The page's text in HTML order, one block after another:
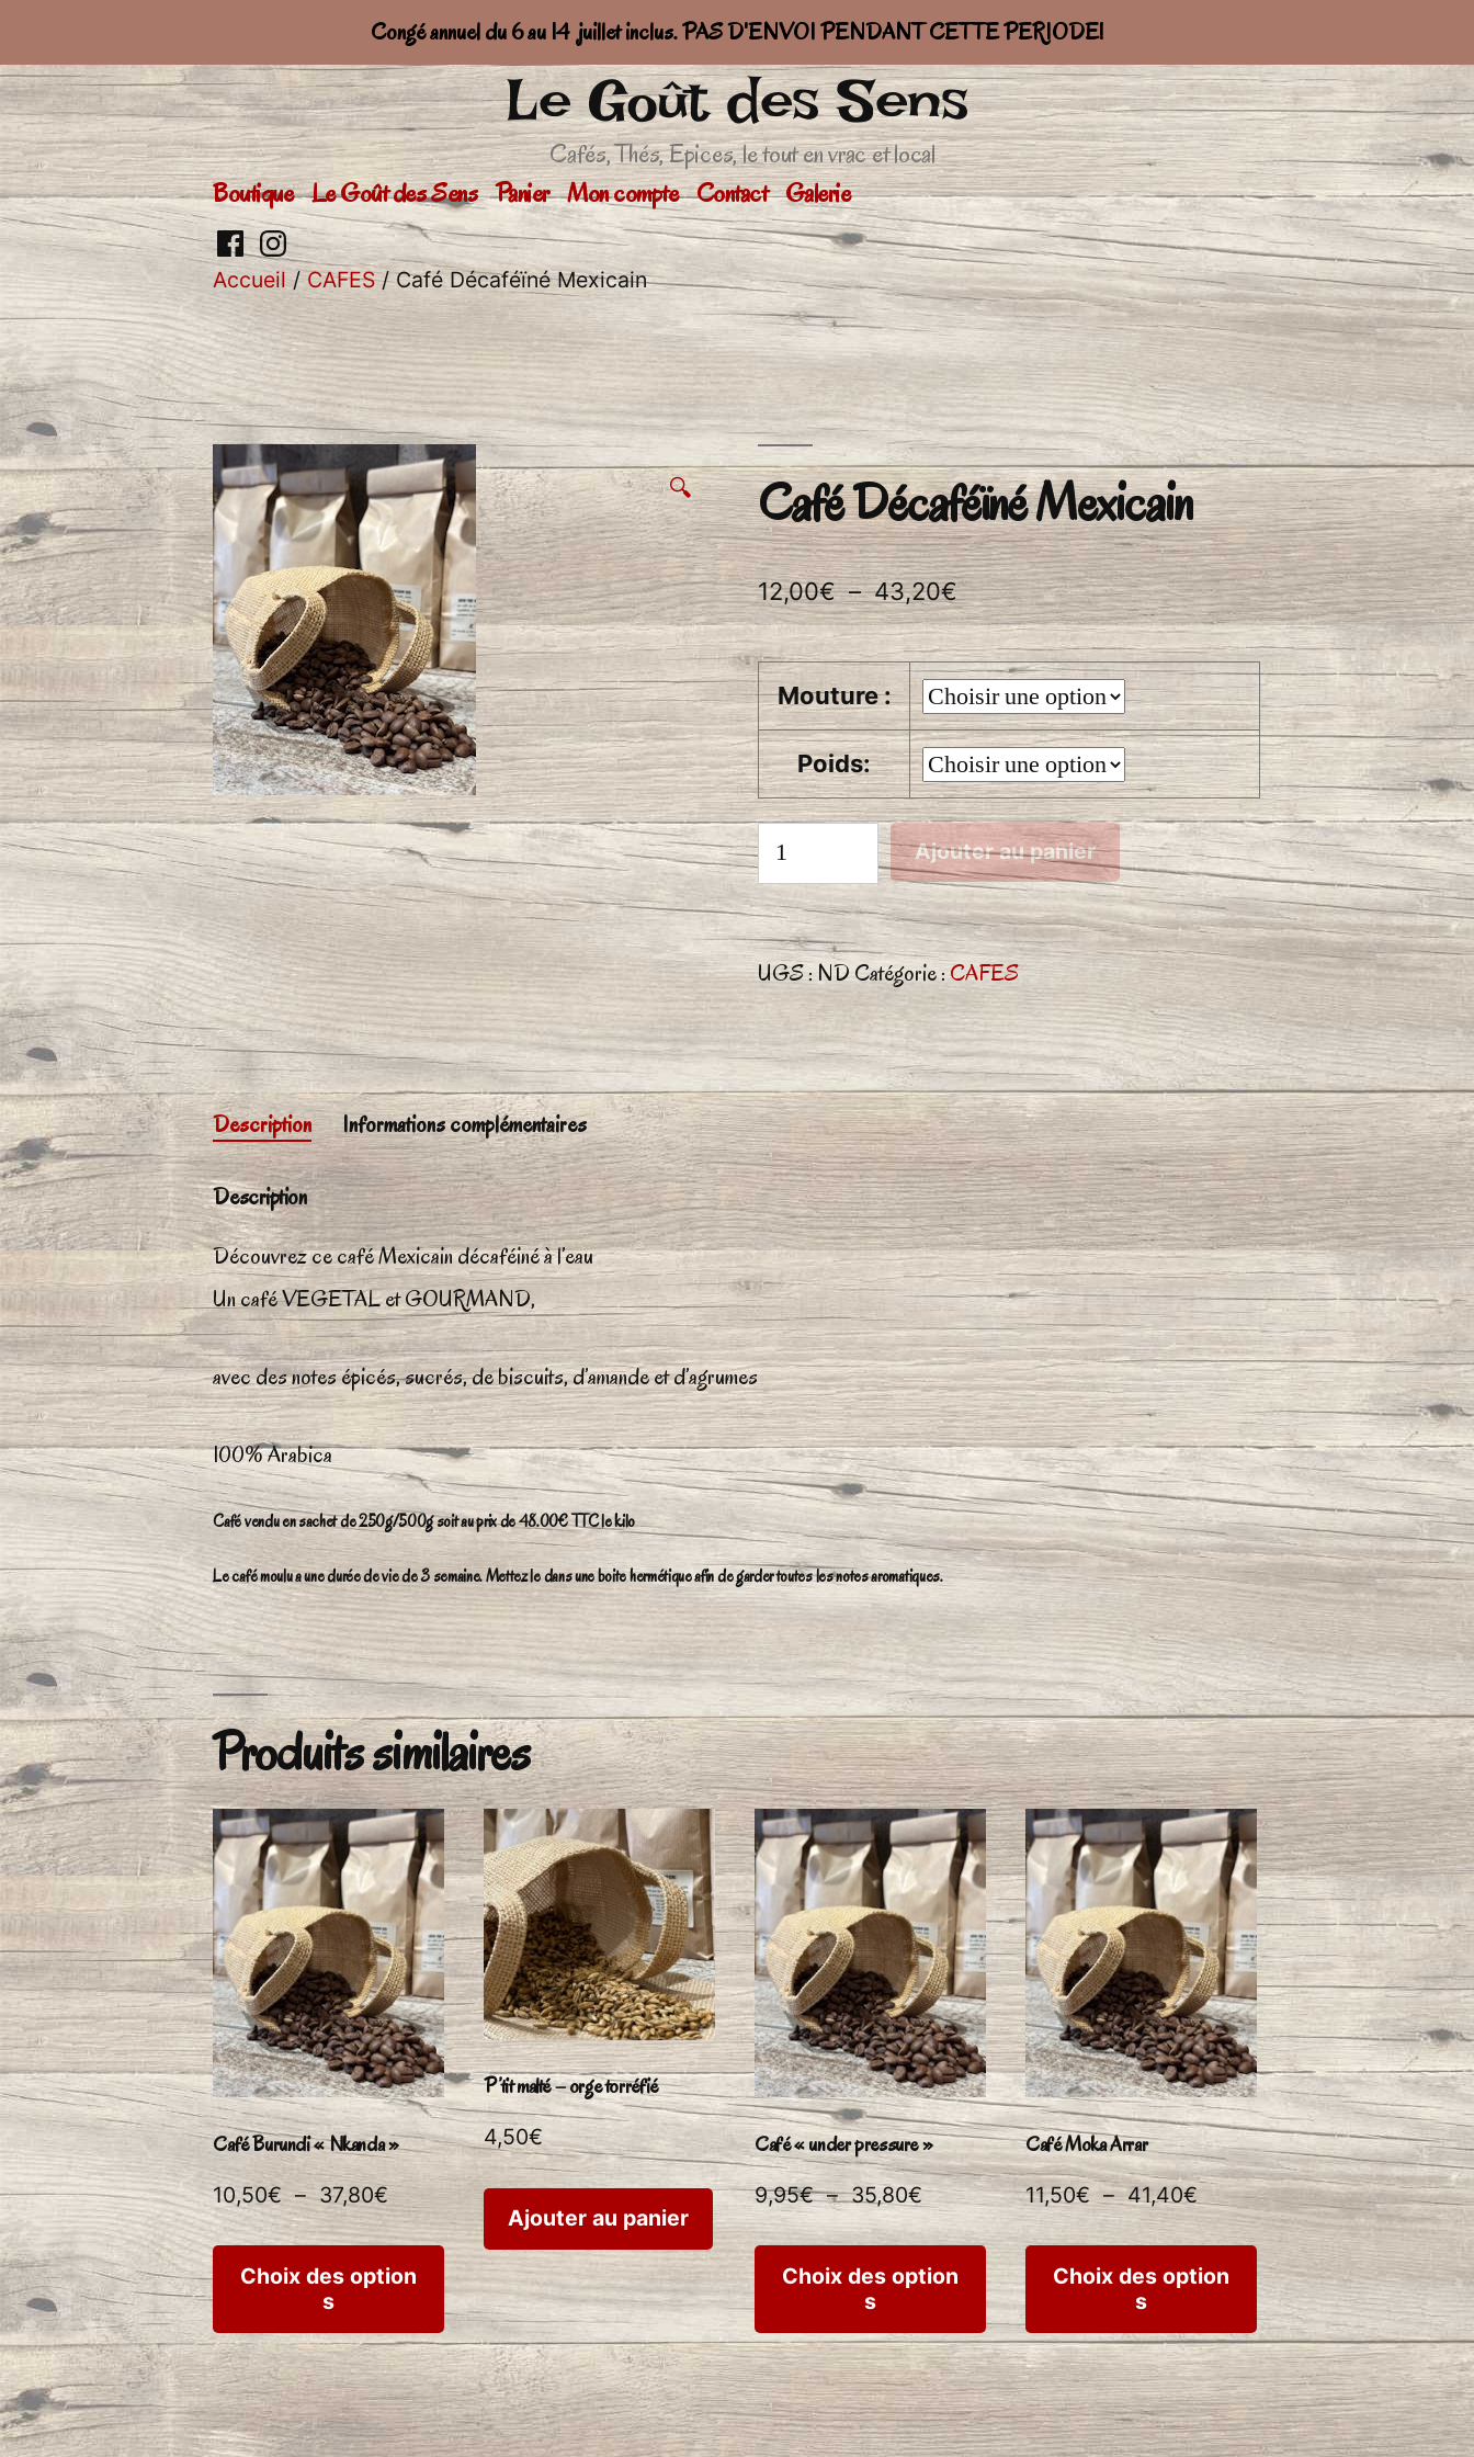
Congé annuel du 6 au 14 juillet inclus. PAS D'ENVOI PENDANT CETTE PERIODE!
Aller
au
contenu
Le Goût des Sens
Cafés, Thés, Epices, le tout en vrac et local
Boutique Le Goût des Sens Panier Mon compte Contact Galerie
Retrouvez
moi
sur
facebook
Retrouver
moi
sur
Insta
Accueil/CAFES/ Café Décaféïné Mexicain
🔍 Café Décaféïné Mexicain
12,00€ – 43,20€Plage
de
prix :
12,00€
à
43,20€
Mouture :
Poids:
quantité
de
Café
Décaféïné
Mexicain
Ajouter au panier
UGS : ND Catégorie : CAFES
Description Informations complémentaires
Description
Découvrez ce café Mexicain décaféiné à l’eau
Un café VEGETAL et GOURMAND,
avec des notes épicés, sucrés, de biscuits, d’amande et d’agrumes
100% Arabica
Café vendu en sachet de 250g/500g soit au prix de 48.00€ TTC le kilo
Le café moulu a une durée de vie de 3 semaine. Mettez le dans une boite hermétique afin de garder toutes les notes aromatiques.
Produits similaires
Café Burundi « Nkanda »
10,50€ – 37,80€Plage
de
prix :
10,50€
à
37,80€
Choix des option
s
Ce
produit
a
plusieurs
variations.
P’tit malté – orge torréfié
4,50€
Ajouter au panier
Café « under pressure »
9,95€ – 35,80€Plage
de
prix :
à
35,80€
Choix des option
s
Ce
produit
a
plusieurs
variations.
Café Moka Arrar
11,50€ – 41,40€Plage
de
prix :
11,50€
à
41,40€
Choix des option
s
Ce
produit
a
plusieurs
variations.